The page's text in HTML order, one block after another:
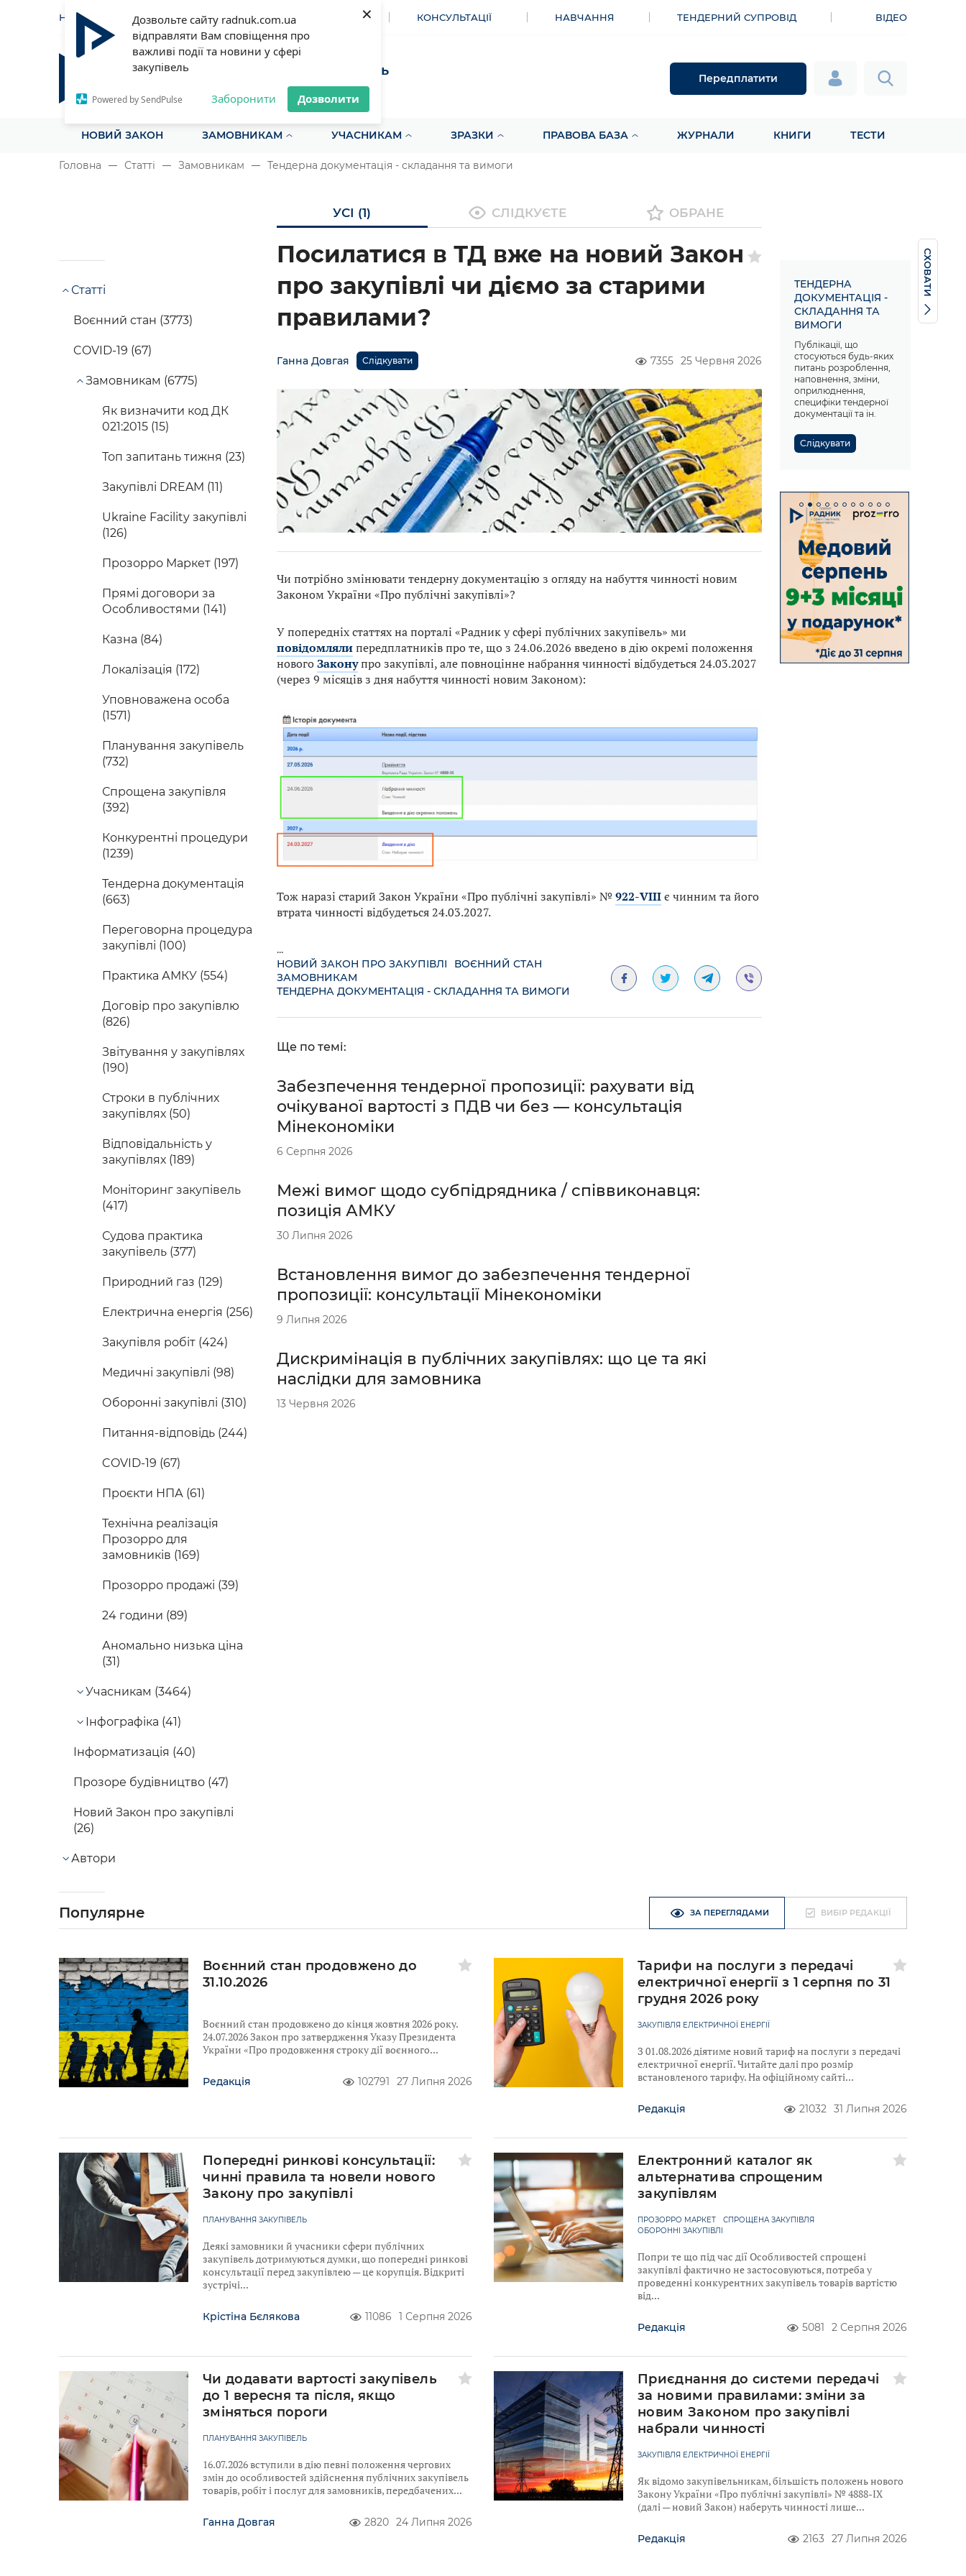
Дозвольте сайту radnuk.com.ua
відправляти Вам сповіщення про
важливі події та новини у сфері
закупівель
Powered by SendPulse Заборонити Дозволити
×
НОВИНИ СТАТТІ ІНСТРУМЕНТИ КОНСУЛЬТАЦІЇ НАВЧАННЯ ТЕНДЕРНИЙ СУПРОВІД ВІДЕО
Радник у сфері публічних закупівель
Все для закупівель на одному порталі
Передплатити
НОВИЙ ЗАКОН ЗАМОВНИКАМ УЧАСНИКАМ ЗРАЗКИ ПРАВОВА БАЗА ЖУРНАЛИ КНИГИ ТЕСТИ
Головна Статті Замовникам Тендерна документація - складання та вимоги
УСІ (1) СЛІДКУЄТЕ ОБРАНЕ
Статті
Воєнний стан (3773)
COVID-19 (67)
Замовникам (6775)
Як визначити код ДК
021:2015 (15)
Топ запитань тижня (23)
Закупівлі DREAM (11)
Ukraine Facility закупівлі
(126)
Прозорро Маркет (197)
Прямі договори за
Особливостями (141)
Казна (84)
Локалізація (172)
Уповноважена особа
(1571)
Планування закупівель
(732)
Спрощена закупівля
(392)
Конкурентні процедури
(1239)
Тендерна документація
(663)
Переговорна процедура
закупівлі (100)
Практика АМКУ (554)
Договір про закупівлю
(826)
Звітування у закупівлях
(190)
Строки в публічних
закупівлях (50)
Відповідальність у
закупівлях (189)
Моніторинг закупівель
(417)
Судова практика
закупівель (377)
Природний газ (129)
Електрична енергія (256)
Закупівля робіт (424)
Медичні закупівлі (98)
Оборонні закупівлі (310)
Питання-відповідь (244)
COVID-19 (67)
Проєкти НПА (61)
Технічна реалізація
Прозорро для
замовників (169)
Прозорро продажі (39)
24 години (89)
Аномально низька ціна
(31)
Учасникам (3464)
Інфографіка (41)
Інформатизація (40)
Прозоре будівництво (47)
Новий Закон про закупівлі
(26)
Автори
Посилатися в ТД вже на новий Закон
про закупівлі чи діємо за старими
правилами?
Ганна Довгая Слідкувати 7355 25 Червня 2026
Чи потрібно змінювати тендерну документацію з огляду на набуття чинності новим
Законом України «Про публічні закупівлі»?
У попередніх статтях на порталі «Радник у сфері публічних закупівель» ми
повідомлялипередплатників про те, що з 24.06.2026 введено в дію окремі положення
новогоЗаконупро закупівлі, але повноцінне набрання чинності відбудеться 24.03.2027
(через 9 місяців з дня набуття чинності новим Законом):
Тож наразі старий Закон України «Про публічні закупівлі» № 922-VIIIє чинним та його
втрата чинності відбудеться 24.03.2027.
...
НОВИЙ ЗАКОН ПРО ЗАКУПІВЛІ
ВОЄННИЙ СТАН
ЗАМОВНИКАМ
ТЕНДЕРНА ДОКУМЕНТАЦІЯ - СКЛАДАННЯ ТА ВИМОГИ
Ще по темі:
Забезпечення тендерної пропозиції: рахувати від
очікуваної вартості з ПДВ чи без — консультація
Мінекономіки
6 Серпня 2026
Межі вимог щодо субпідрядника / співвиконавця:
позиція АМКУ
30 Липня 2026
Встановлення вимог до забезпечення тендерної
пропозиції: консультації Мінекономіки
9 Липня 2026
Дискримінація в публічних закупівлях: що це та які
наслідки для замовника
13 Червня 2026
ТЕНДЕРНА
ДОКУМЕНТАЦІЯ -
СКЛАДАННЯ ТА
ВИМОГИ
Публікації, що
стосуються будь-яких
питань розроблення,
наповнення, зміни,
оприлюднення,
специфіки тендерної
документації та ін.
Слідкувати
СХОВАТИ
Популярне ЗА ПЕРЕГЛЯДАМИ ВИБІР РЕДАКЦІЇ
Воєнний стан продовжено до
31.10.2026
Воєнний стан продовжено до кінця жовтня 2026 року.
24.07.2026 Закон про затвердження Указу Президента
України «Про продовження строку дії воєнного
Редакція 102791 27 Липня 2026
Тарифи на послуги з передачі
електричної енергії з 1 серпня по 31
грудня 2026 року
ЗАКУПІВЛЯ ЕЛЕКТРИЧНОЇ ЕНЕРГІЇ
З 01.08.2026 діятиме новий тариф на послуги з передачі
електричної енергії. Читайте далі про розмір
встановленого тарифу. На офіційному сайті
Редакція 21032 31 Липня 2026
Попередні ринкові консультації:
чинні правила та новели нового
Закону про закупівлі
ПЛАНУВАННЯ ЗАКУПІВЕЛЬ
Деякі замовники й учасники сфери публічних
закупівель дотримуються думки, що попередні ринкові
консультації перед закупівлею — це корупція. Відкриті
зустрічі
Крістіна Бєлякова 11086 1 Серпня 2026
Електронний каталог як
альтернатива спрощеним
закупівлям
ПРОЗОРРО МАРКЕТ
СПРОЩЕНА ЗАКУПІВЛЯ
ОБОРОННІ ЗАКУПІВЛІ
Попри те що під час дії Особливостей спрощені
закупівлі фактично не застосовуються, потреба у
проведенні конкурентних закупівель товарів вартістю
від
Редакція 5081 2 Серпня 2026
Чи додавати вартості закупівель
до 1 вересня та після, якщо
зміняться пороги
ПЛАНУВАННЯ ЗАКУПІВЕЛЬ
16.07.2026 вступили в дію певні положення чергових
змін до особливостей здійснення публічних закупівель
товарів, робіт і послуг для замовників, передбачених
Ганна Довгая 2820 24 Липня 2026
Приєднання до системи передачі
за новими правилами: зміни за
новим Законом про закупівлі
набрали чинності
ЗАКУПІВЛЯ ЕЛЕКТРИЧНОЇ ЕНЕРГІЇ
Як відомо закупівельникам, більшість положень нового
Закону України «Про публічні закупівлі» № 4888-IX
(далі — новий Закон) наберуть чинності лише
Редакція 2163 27 Липня 2026